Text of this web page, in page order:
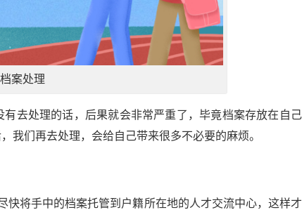
案处理
去处理的话，后果就会非常严重了，毕竟档案存放在自
我们再去处理，会给自己带来很多不必要的麻烦。
快将手中的档案托管到户籍所在地的人才交流中心，这样